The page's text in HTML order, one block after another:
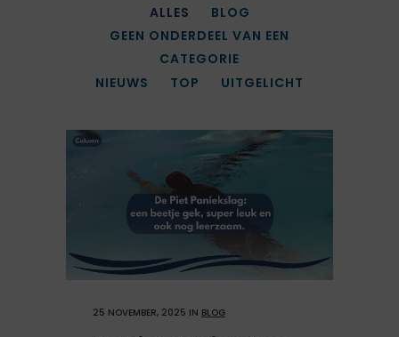
ALLES
BLOG
GEEN ONDERDEEL VAN EEN
CATEGORIE
NIEUWS
TOP UITGELICHT
25 NOVEMBER, 2025 IN BLOG